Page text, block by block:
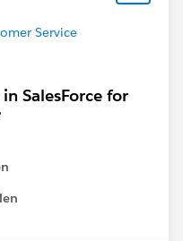
Service
SalesForce for